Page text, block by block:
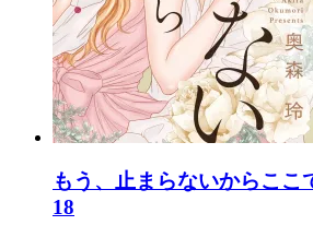
もう、止まらないからここ
18